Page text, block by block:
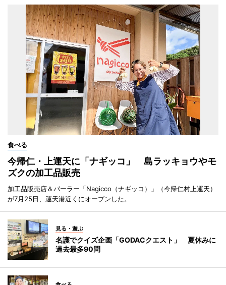
食べる
今帰仁・上運天に「ナギッコ」 島ラッキョウやモ
ズクの加工品販売
加工品販売店＆パーラー「Nagicco（ナギッコ）」（今帰仁村上運天）
が7月25日、運天港近くにオープンした。
見る・遊ぶ
名護でクイズ企画「GODACクエスト」 夏休みに
過去最多90問